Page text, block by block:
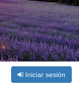
Iniciar sesión